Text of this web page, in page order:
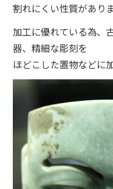
割れにくい性質がありま
加工に優れている為、
器、精細な彫刻を
ほどこした置物などに